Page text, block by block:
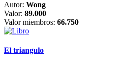
Autor: Wong
Valor: 89.000
Valor miembros: 66.750
El triangulo